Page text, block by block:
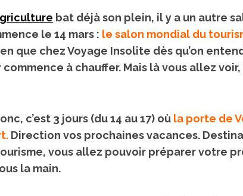
bat déjà son plein, il y a un autre
le 14 mars : le salon mondial du
que chez Voyage Insolite dès qu’on
à chauffer. Mais là vous allez voir,
c’est 3 jours (du 14 au 17) où la porte de
. Direction vos prochaines vacances.
vous allez pouvoir préparer votre
la main.
On a testé à un café à
cochons nains à Tokyo
Top